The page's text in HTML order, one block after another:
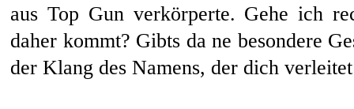
aus Top Gun verkörperte. Gehe ich
daher kommt? Gibts da ne besondere
der Klang des Namens, der dich